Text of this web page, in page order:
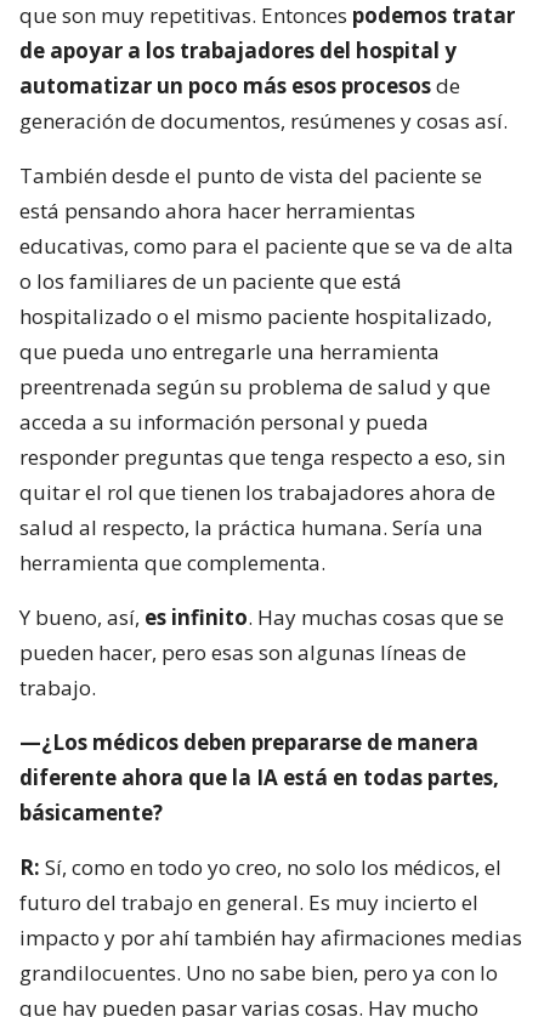
que son muy repetitivas. Entonces podemos tratar
de apoyar a los trabajadores del hospital y
automatizar un poco más esos procesosde
generación de documentos, resúmenes y cosas así.
También desde el punto de vista del paciente se
está pensando ahora hacer herramientas
educativas, como para el paciente que se va de alta
o los familiares de un paciente que está
hospitalizado o el mismo paciente hospitalizado,
que pueda uno entregarle una herramienta
preentrenada según su problema de salud y que
acceda a su información personal y pueda
responder preguntas que tenga respecto a eso, sin
quitar el rol que tienen los trabajadores ahora de
salud al respecto, la práctica humana. Sería una
herramienta que complementa.
Y bueno, así, es infinito. Hay muchas cosas que se
pueden hacer, pero esas son algunas líneas de
trabajo.
—¿Los médicos deben prepararse de manera
diferente ahora que la IA está en todas partes,
básicamente?
R: Sí, como en todo yo creo, no solo los médicos, el
futuro del trabajo en general. Es muy incierto el
impacto y por ahí también hay afirmaciones medias
grandilocuentes. Uno no sabe bien, pero ya con lo
que hay pueden pasar varias cosas. Hay mucho